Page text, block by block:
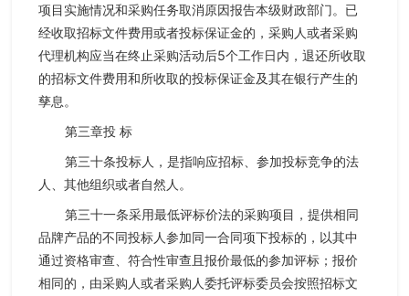
项目实施情况和采购任务取消原因报告本级财政部门。已
经收取招标文件费用或者投标保证金的，采购人或者采购
代理机构应当在终止采购活动后5个工作日内，退还所收取
的招标文件费用和所收取的投标保证金及其在银行产生的
孳息。
第三章投 标
第三十条投标人，是指响应招标、参加投标竞争的法
人、其他组织或者自然人。
第三十一条采用最低评标价法的采购项目，提供相同
品牌产品的不同投标人参加同一合同项下投标的，以其中
通过资格审查、符合性审查且报价最低的参加评标；报价
相同的，由采购人或者采购人委托评标委员会按照招标文